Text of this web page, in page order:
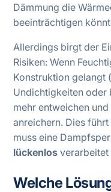
Dämmung die
beeinträchtigen
Allerdings birgt der
Risiken: Wenn
Konstruktion gelangt
Undichtigkeiten oder
mehr entweichen
anreichern. Dies
muss eine
lückenlos verarbeitet
Welche